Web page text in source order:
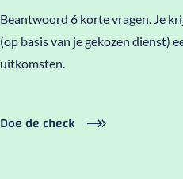
Beantwoord 6 korte vragen. Je
(op basis van je gekozen dienst)
uitkomsten.
Doe de check